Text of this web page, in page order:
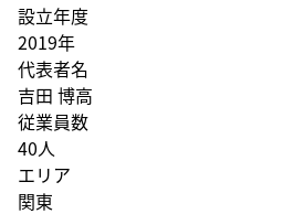
設立年度
2019年
代表者名
吉田 博高
従業員数
40人
エリア
関東